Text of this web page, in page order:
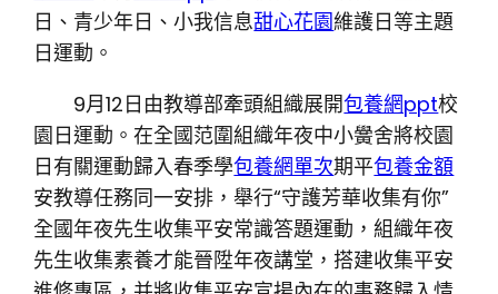
日、青少年日、小我信息甜心花園維護日等主題
日運動。
9月12日由教導部牽頭組織展開包養網ppt校
園日運動。在全國范圍組織年夜中小黌舍將校園
日有關運動歸入春季學包養網單次期平包養金額
安教導任務同一安排，舉行“守護芳華收集有你”
全國年夜先生收集平安常識答題運動，組織年夜
先生收集素養才能晉陞年夜講堂，搭建收集平安